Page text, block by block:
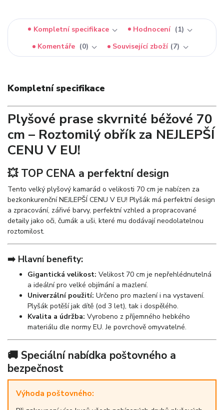
Kompletní specifikace Hodnocení
1
Komentáře
0 Související zboží 7
Kompletní specifikace
Plyšové prase skvrnité béžové 70
cm – Roztomilý obřík za NEJLEPŠÍ
CENU V EU!
💥 TOP CENA a perfektní design
Tento velký plyšový kamarád o velikosti 70 cm je nabízen za
bezkonkurenční NEJLEPŠÍ CENU V EU! Plyšák má perfektní design
a zpracování, zářivé barvy, perfektní vzhled a propracované
detaily jako oči, čumák a uši, které mu dodávají neodolatelnou
roztomilost.
➡️ Hlavní benefity:
Gigantická velikost: Velikost 70 cm je nepřehlédnutelná
a ideální pro velké objímání a mazlení.
Univerzální použití: Určeno pro mazlení i na vystavení.
Plyšák potěší jak dítě (od 3 let), tak i dospělého.
Kvalita a údržba: Vyrobeno z příjemného hebkého
materiálu dle normy EU. Je povrchově omyvatelné.
🚚 Speciální nabídka poštovného a
bezpečnost
Výhoda poštovného: